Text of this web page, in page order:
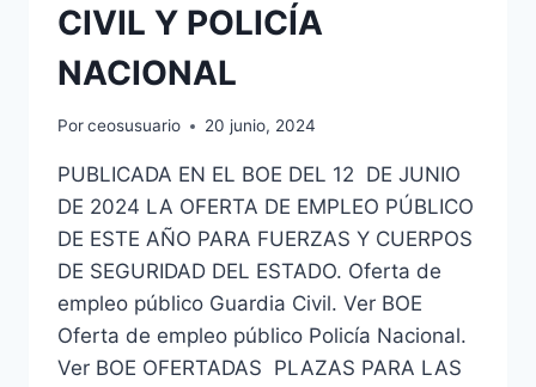
CIVIL Y POLICÍA
NACIONAL
Porceosusuario 20 junio, 2024
PUBLICADA EN EL BOE DEL 12 DE JUNIO
DE 2024 LA OFERTA DE EMPLEO PÚBLICO
DE ESTE AÑO PARA FUERZAS Y CUERPOS
DE SEGURIDAD DEL ESTADO. Oferta de
empleo público Guardia Civil. Ver BOE
Oferta de empleo público Policía Nacional.
Ver BOE OFERTADAS PLAZAS PARA LAS